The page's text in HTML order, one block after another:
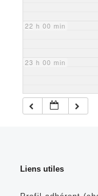
22 h 00 min
23 h 00 min
Liens utiles